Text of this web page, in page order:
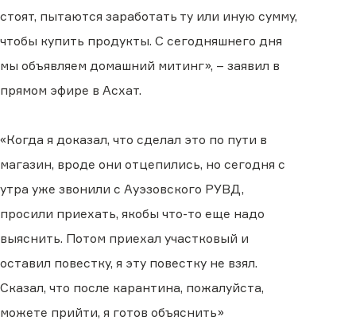
стоят, пытаются заработать ту или иную сумму,
чтобы купить продукты. С сегодняшнего дня
мы объявляем домашний митинг», – заявил в
прямом эфире в Асхат.
«Когда я доказал, что сделал это по пути в
магазин, вроде они отцепились, но сегодня с
утра уже звонили с Ауэзовского РУВД,
просили приехать, якобы что-то еще надо
выяснить. Потом приехал участковый и
оставил повестку, я эту повестку не взял.
Сказал, что после карантина, пожалуйста,
можете прийти, я готов объяснить»